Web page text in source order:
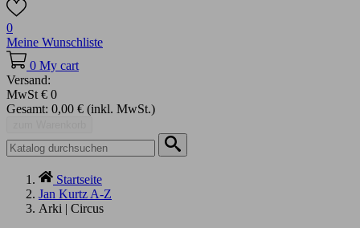
0
Meine Wunschliste
0 My cart
Versand:
MwSt € 0
Gesamt: 0,00 € (inkl. MwSt.)
Startseite
Jan Kurtz A-Z
Arki | Circus